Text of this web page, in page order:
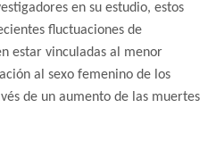
en su estudio, estos
fluctuaciones de
estar vinculadas al menor
al sexo femenino de los
de un aumento de las muertes